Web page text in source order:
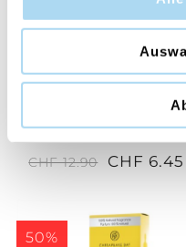
CHF 12.90
CHF 6.45
50%